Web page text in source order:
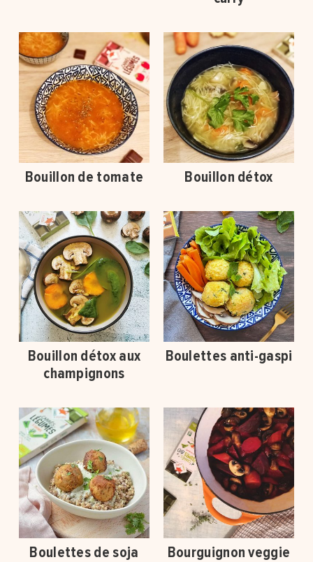
Bouillon de tomate Bouillon détox
Bouillon détox aux
champignons
Boulettes anti-gaspi
Boulettes de soja
Bourguignon veggie